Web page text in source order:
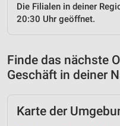
Die Filialen in deiner
20:30 Uhr geöffnet.
Finde das nächste
Geschäft in deiner
Karte der